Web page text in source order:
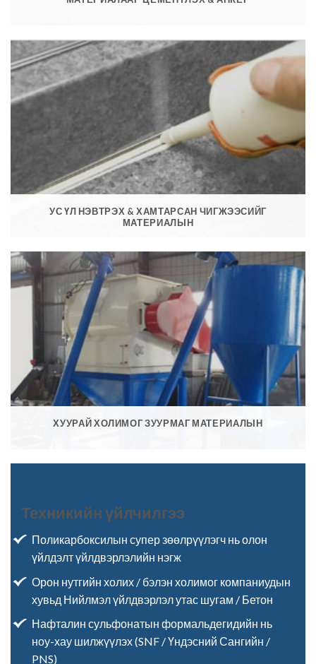
УС ҮЛ НЭВТРЭХ & ХАМТАРСАН ЧИГЖЭЭСИЙГ
МАТЕРИАЛЫН
ХУУРАЙ ХОЛИМОГ ЗУУРМАГ МАТЕРИАЛЫН
Техникийн үйлчилгээ
Поликарбоксилын супер зөөлрүүлэгч нь олон
үйлдэлт үйлдвэрлэлийн нэгж
Орон нутгийн холих / бэлэн холимог компаниудын
хувьд Нийлмэл үйлдвэрлэл утас шугам / Бетон
Нафталин сульфонатын формальдегидийн нь
ноу-хау шилжүүлэх (SNF / Үндэсний Сангийн /
PNS)